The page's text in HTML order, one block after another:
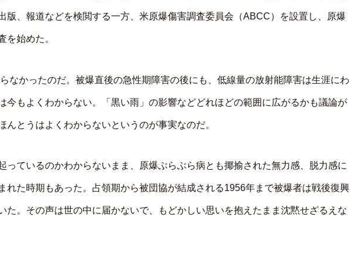
版、報道などを検閲する一方、米原爆傷害調査委員会（ABCC）を設置し、原爆
を始めた。
なかったのだ。被爆直後の急性期障害の後にも、低線量の放射能障害は生涯にわ
今もよくわからない。「黒い雨」の影響などどれほどの範囲に広がるかも議論が
んとうはよくわからないというのが事実なのだ。
っているのかわからないまま、原爆ぶらぶら病とも揶揄された無力感、脱力感に
れた時期もあった。占領期から被団協が結成される1956年まで被爆者は戦後復興
た。その声は世の中に届かないで、もどかしい思いを抱えたまま沈黙せざるえな